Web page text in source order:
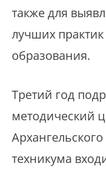
также для
лучших
образования.
Третий год
методический
техникума